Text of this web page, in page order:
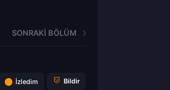
SONRAKI BÖLÜM
İzledim Bildir